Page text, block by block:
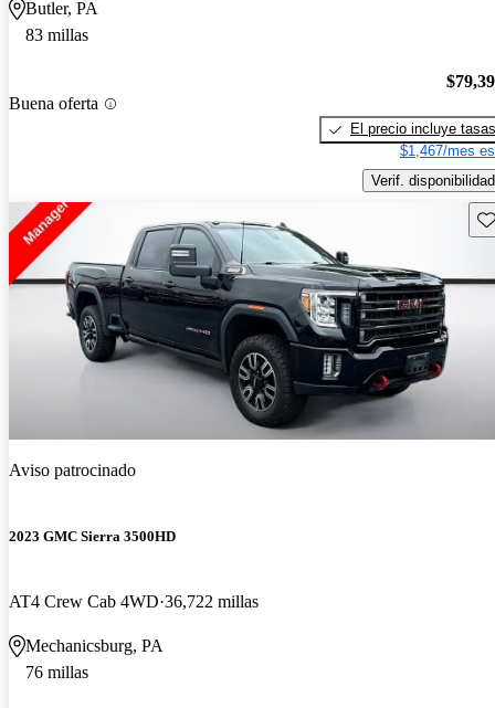
Butler, PA
83 millas
Buena oferta
El precio incluye tasas
$1,467/mes
Verif. disponibilidad
Aviso patrocinado
2023 GMC Sierra 3500HD
AT4 Crew Cab 4WD 36,722 millas
Mechanicsburg, PA
76 millas